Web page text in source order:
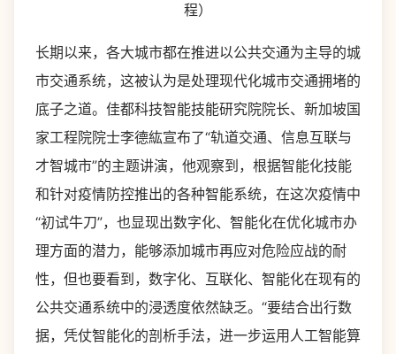
程）
长期以来，各大城市都在推进以公共交通为主导的城
市交通系统，这被认为是处理现代化城市交通拥堵的
底子之道。佳都科技智能技能研究院院长、新加坡国
家工程院院士李德紘宣布了“轨道交通、信息互联与
才智城市”的主题讲演，他观察到，根据智能化技能
和针对疫情防控推出的各种智能系统，在这次疫情中
“初试牛刀”，也显现出数字化、智能化在优化城市办
理方面的潜力，能够添加城市再应对危险应战的耐
性，但也要看到，数字化、互联化、智能化在现有的
公共交通系统中的浸透度依然缺乏。“要结合出行数
据，凭仗智能化的剖析手法，进一步运用人工智能算